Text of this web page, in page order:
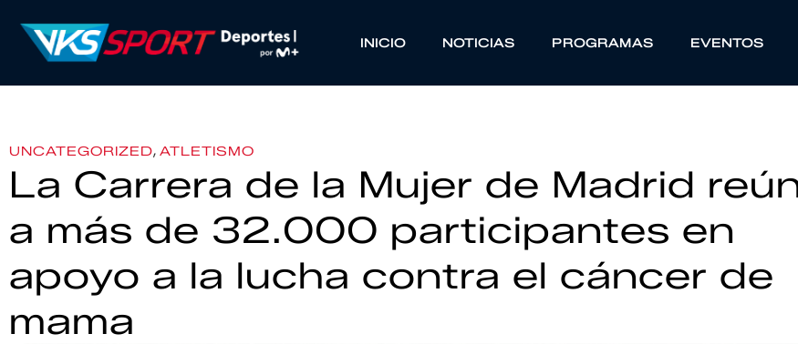
INICIO NOTICIAS PROGRAMAS EVENTOS
UNCATEGORIZED, ATLETISMO
La Carrera de la Mujer de Madrid
a más de 32.000 participantes en
apoyo a la lucha contra el cáncer de
mama